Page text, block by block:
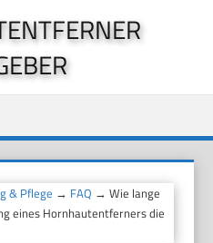
& Pflege → FAQ → Wie lange
eines Hornhautentferners die